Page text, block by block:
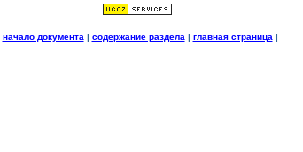
начало документа | содержание раздела | главная страница |